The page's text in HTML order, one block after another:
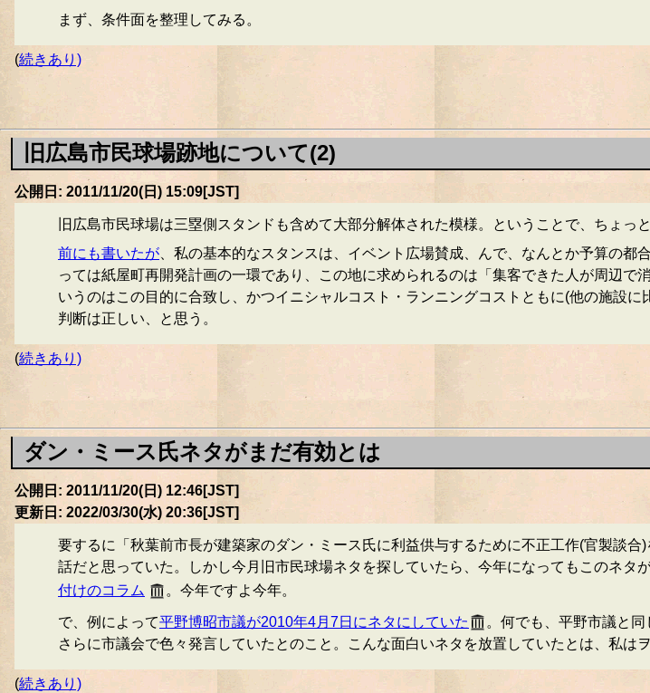
まず、条件面を整理してみる。
(続きあり)
旧広島市民球場跡地について(2)
公開日: 2011/11/20(日) 15:09[JST]
旧広島市民球場は三塁側スタンドも含めて大部分解体された模様。ということで、ちょっ
前にも書いたが、私の基本的なスタンスは、イベント広場賛成、んで、なんとか予算の
っては紙屋町再開発計画の一環であり、この地に求められるのは「集客できた人が周辺
いうのはこの目的に合致し、かつイニシャルコスト・ランニングコストともに(他の施設
判断は正しい、と思う。
(続きあり)
ダン・ミース氏ネタがまだ有効とは
公開日: 2011/11/20(日) 12:46[JST]
更新日: 2022/03/30(水) 20:36[JST]
要するに「秋葉前市長が建築家のダン・ミース氏に利益供与するために不正工作(官製談
話だと思っていた。しかし今月旧市民球場ネタを探していたら、今年になってもこのネタ
付けのコラム
。今年ですよ今年。
で、例によって平野博昭市議が2010年4月7日にネタにしていた 。何でも、平野市議と同
さらに市議会で色々発言していたとのこと。こんな面白いネタを放置していたとは、私は
(続きあり)